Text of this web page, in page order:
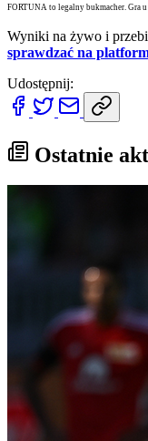
FORTUNA to legalny bukmacher. Gra
Wyniki na żywo i
sprawdzać na
Udostępnij:
Ostatnie